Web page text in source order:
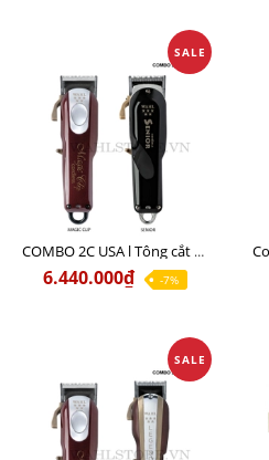
SALE
COMBO 2C USA l Tông cắt Senior + Tông cắt Magic clip
6.440.000₫ -7%
SALE